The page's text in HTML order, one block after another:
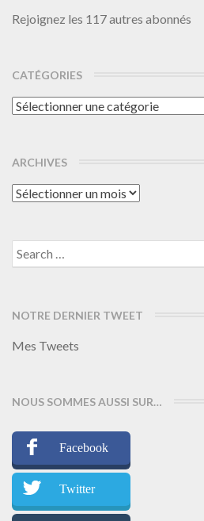
Rejoignez les 117 autres abonnés
CATÉGORIES
Catégories
ARCHIVES
Archives
Search
for:
NOTRE DERNIER TWEET
Mes Tweets
NOUS SOMMES AUSSI SUR…
Facebook
Twitter